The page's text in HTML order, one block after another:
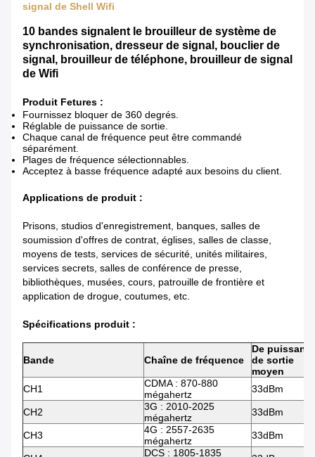
signal de Shell Wifi
10 bandes signalent le brouilleur de système de
synchronisation, dresseur de signal, bouclier de
signal, brouilleur de téléphone, brouilleur de signal
de Wifi
Produit Fetures :
Fournissez bloquer de 360 degrés.
Réglable de puissance de sortie.
Chaque canal de fréquence peut être commandé
séparément.
Plages de fréquence sélectionnables.
Acceptez à basse fréquence adapté aux besoins du client.
Applications de produit :
Prisons, studios d'enregistrement, banques, salles de
soumission d'offres de contrat, églises, salles de classe,
moyens de tests, services de sécurité, unités militaires,
services secrets, salles de conférence de presse,
bibliothèques, musées, cours, patrouille de frontière et
application de drogue, coutumes, etc.
Spécifications produit :
Bande Chaîne de fréquence
De
de sortie
moyen
CH1
CDMA : 870-880
mégahertz
33dBm
CH2
3G : 2010-2025
mégahertz
33dBm
CH3
4G : 2557-2635
mégahertz
33dBm
DCS : 1805-1835